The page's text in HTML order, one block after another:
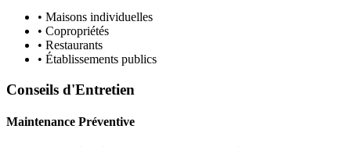
• Maisons individuelles
• Copropriétés
• Restaurants
• Établissements publics
Conseils d'Entretien
Maintenance Préventive